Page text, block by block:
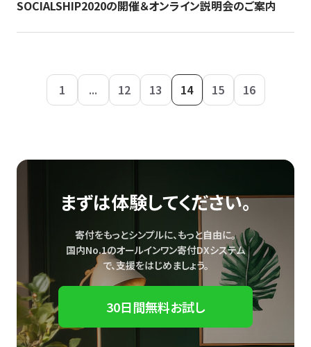
SOCIALSHIP2020の開催＆オンライン説明会のご案内
1 ... 12 13 14 15 16
まずは体験してください。
寄付をもっとシンプルに、もっと自由に。
国内No.1のオールインワン寄付DXシステム
で、支援をはじめましょう。
30日間無料お試し